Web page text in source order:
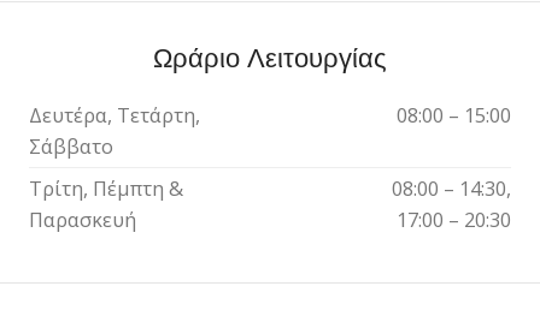
Ωράριο Λειτουργίας
Δευτέρα, Τετάρτη,
Σάββατο
08:00 – 15:00
Τρίτη, Πέμπτη &
Παρασκευή
08:00 – 14:30,
17:00 – 20:30